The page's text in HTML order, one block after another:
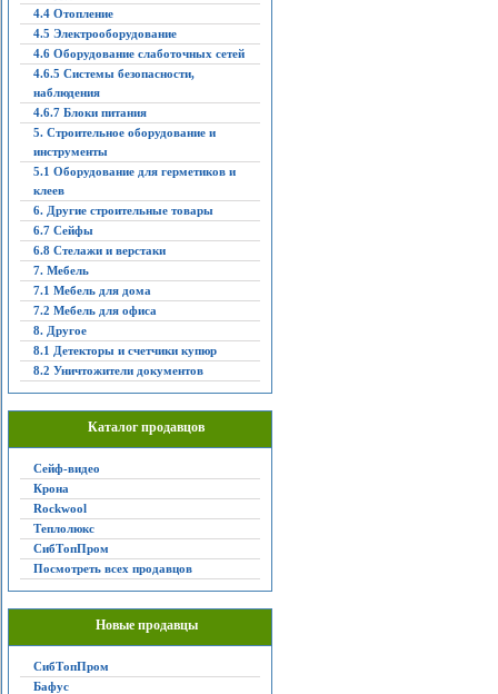
4.4 Отопление
4.5 Электрооборудование
4.6 Оборудование слаботочных сетей
4.6.5 Системы безопасности,
наблюдения
4.6.7 Блоки питания
5. Строительное оборудование и
инструменты
5.1 Оборудование для герметиков и
клеев
6. Другие строительные товары
6.7 Сейфы
6.8 Стелажи и верстаки
7. Мебель
7.1 Мебель для дома
7.2 Мебель для офиса
8. Другое
8.1 Детекторы и счетчики купюр
8.2 Уничтожители документов
Каталог продавцов
Сейф-видео
Крона
Rockwool
Теплолюкс
СибТопПром
Посмотреть всех продавцов
Новые продавцы
СибТопПром
Бафус